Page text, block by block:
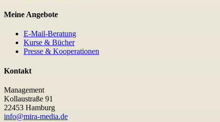
Meine Angebote
E-Mail-Beratung
Kurse & Bücher
Presse & Kooperationen
Kontakt
Management
Kollaustraße 91
22453 Hamburg
info@mira-media.de